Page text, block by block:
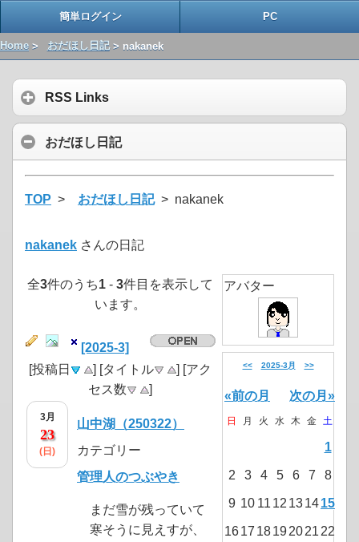
簡単ログイン PC
Home > おだほし日記> nakanek
RSS Links
おだほし日記
TOP > おだほし日記> nakanek
nakanek さんの日記
全3件のうち1 - 3件目を表示して
います。
[2025-3]
[投稿日
] [タイトル
] [アク
セス数
]
3月
23
(日)
山中湖（250322）
カテゴリー
管理人のつぶやき
まだ雪が残っていて
寒そうに見えすが、
アバター
<< 2025-3月 >>
«前の月 次の月»
日 月 火 水 木 金 土
1
2 3 4 5 6 7 8
9 10 11 12 131415
1617 18192021 22